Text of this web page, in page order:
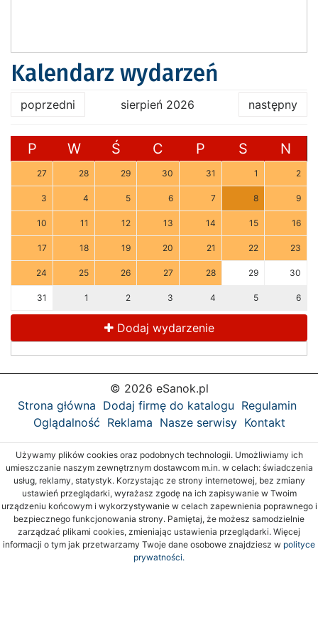
Kalendarz wydarzeń
poprzedni sierpień 2026 następny
P W Ś C P S N
27 28 29 30 31 1 2
3 4 5 6 7 8 9
10 11 12 13 14 15 16
17 18 19 20 21 22 23
24 25 26 27 28 29 30
31 1 2 3 4 5 6
Dodaj wydarzenie
© 2026 eSanok.pl
Strona główna Dodaj firmę do katalogu Regulamin
Oglądalność Reklama Nasze serwisy Kontakt
Używamy plików cookies oraz podobnych technologii. Umożliwiamy ich
umieszczanie naszym zewnętrznym dostawcom m.in. w celach: świadczenia
usług, reklamy, statystyk. Korzystając ze strony internetowej, bez zmiany
ustawień przeglądarki, wyrażasz zgodę na ich zapisywanie w Twoim
urządzeniu końcowym i wykorzystywanie w celach zapewnienia poprawnego i
bezpiecznego funkcjonowania strony. Pamiętaj, że możesz samodzielnie
zarządzać plikami cookies, zmieniając ustawienia przeglądarki. Więcej
informacji o tym jak przetwarzamy Twoje dane osobowe znajdziesz w polityce
prywatności.